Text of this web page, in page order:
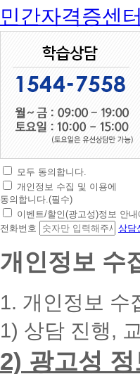
민간자격증센터
초
간
편
상
담
청
대
폰
입
력
모두 동의합니다.
개인정보 수집 및 이용에
동의합니다.(필수)
이벤트/할인(광고성)정보 안
전화번호
상담
개인정보 수
1. 개인정보 수
1) 상담 진행,
2) 광고성